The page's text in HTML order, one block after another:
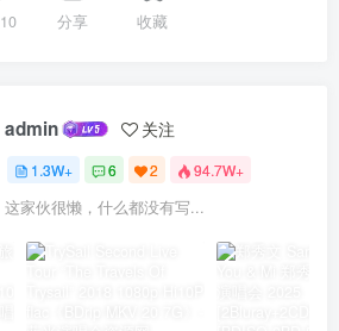
10 分享 收藏
admin 关注
1.3W+ 6 2 94.7W+
这家伙很懒，什么都没有写...